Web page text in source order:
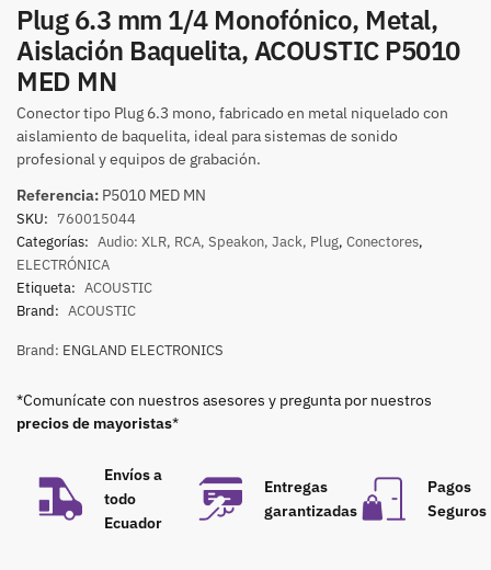
Plug 6.3 mm 1/4 Monofónico, Metal,
Aislación Baquelita, ACOUSTIC P5010
MED MN
Conector tipo Plug 6.3 mono, fabricado en metal niquelado con
aislamiento de baquelita, ideal para sistemas de sonido
profesional y equipos de grabación.
Referencia: P5010 MED MN
SKU: 760015044
Categorías: Audio: XLR, RCA, Speakon, Jack, Plug, Conectores,
ELECTRÓNICA
Etiqueta: ACOUSTIC
Brand: ACOUSTIC
Brand: ENGLAND ELECTRONICS
*Comunícate con nuestros asesores y pregunta por nuestros
precios de mayoristas*
Envíos a
todo
Ecuador
Entregas
garantizadas
Pagos
Seguros